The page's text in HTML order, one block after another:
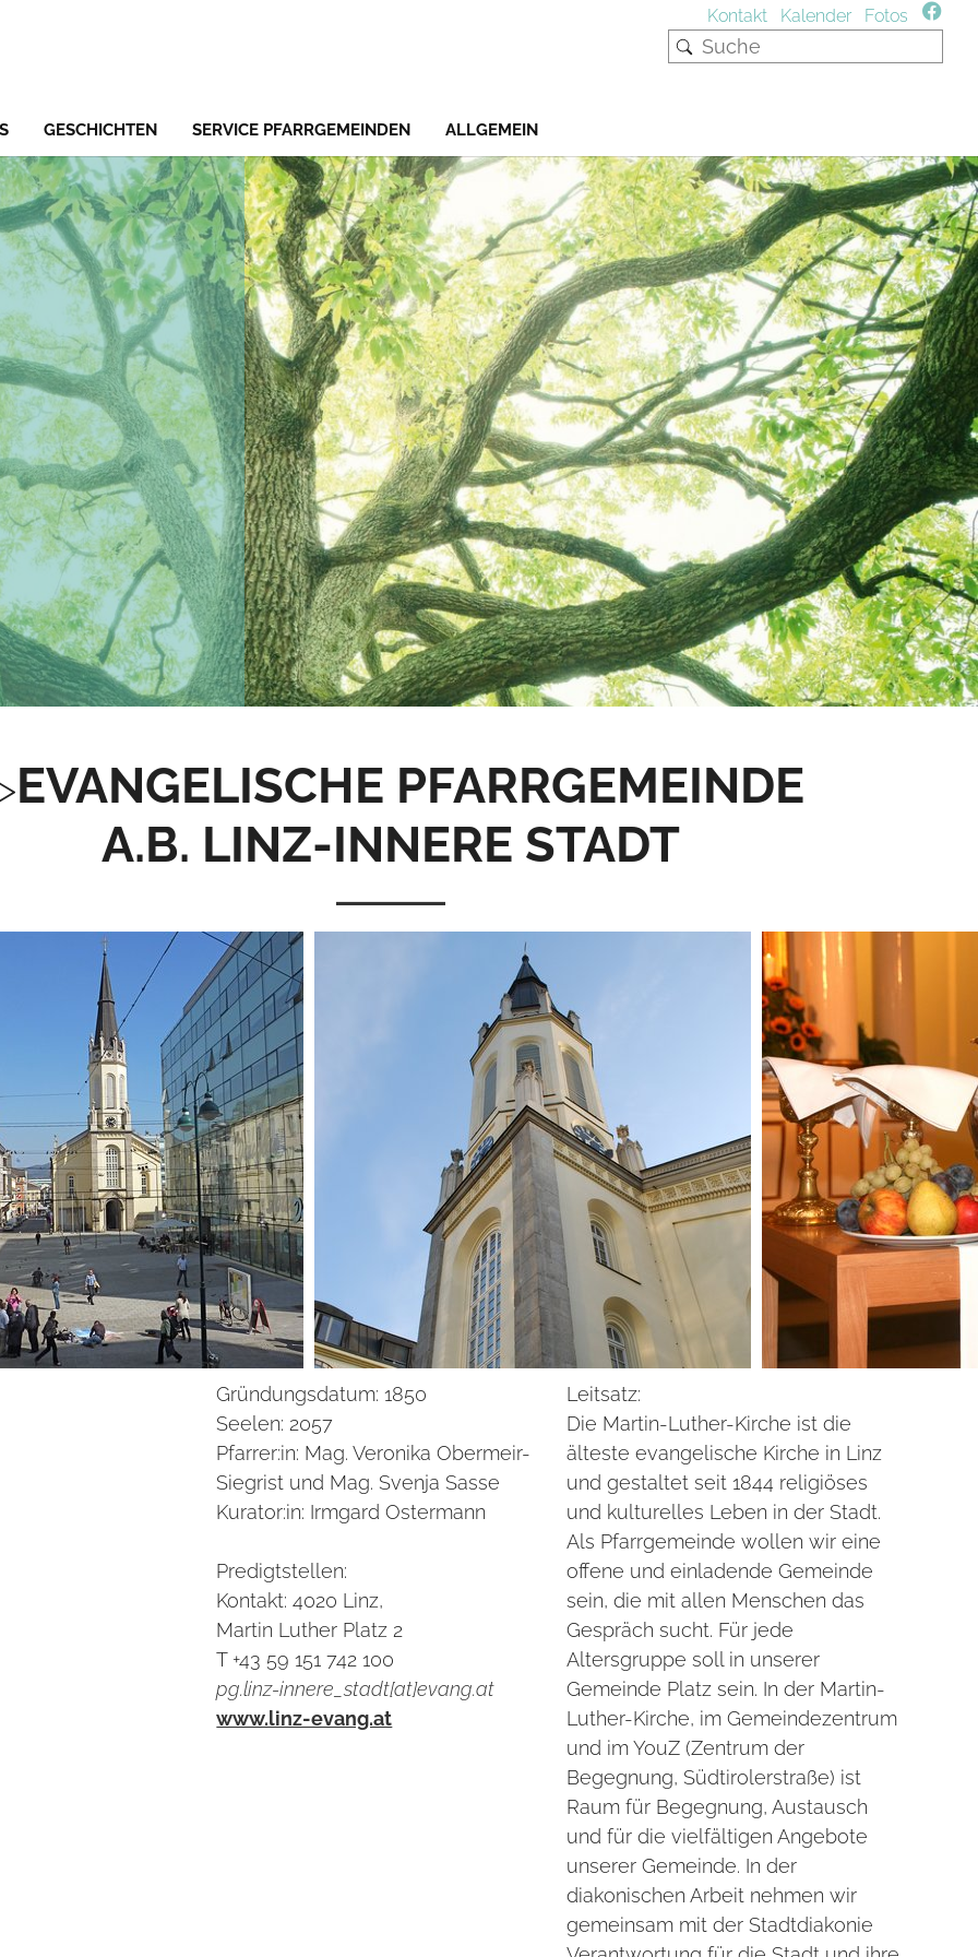
Kontakt Kalender Fotos
GESCHICHTEN SERVICE PFARRGEMEINDEN ALLGEMEIN
EVANGELISCHE PFARRGEMEINDE
A.B. LINZ-INNERE STADT
Gründungsdatum: 1850
Seelen: 2057
Pfarrer:in: Mag. Veronika Obermeir-
Siegrist und Mag. Svenja Sasse
Kurator:in: Irmgard Ostermann
Predigtstellen:
Kontakt: 4020 Linz,
Martin Luther Platz 2
T +43 59 151 742 100
pg.linz-innere_stadt[at]evang.at
www.linz-evang.at
Leitsatz:
Die Martin-Luther-Kirche ist die
älteste evangelische Kirche in Linz
und gestaltet seit 1844 religiöses
und kulturelles Leben in der Stadt.
Als Pfarrgemeinde wollen wir eine
offene und einladende Gemeinde
sein, die mit allen Menschen das
Gespräch sucht. Für jede
Altersgruppe soll in unserer
Gemeinde Platz sein. In der Martin-
Luther-Kirche, im Gemeindezentrum
und im YouZ (Zentrum der
Begegnung, Südtirolerstraße) ist
Raum für Begegnung, Austausch
und für die vielfältigen Angebote
unserer Gemeinde. In der
diakonischen Arbeit nehmen wir
gemeinsam mit der Stadtdiakonie